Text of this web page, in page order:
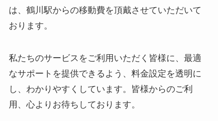
は、鶴川駅からの移動費を頂戴させていただいて
おります。
私たちのサービスをご利用いただく皆様に、最適
なサポートを提供できるよう、料金設定を透明に
し、わかりやすくしています。皆様からのご利
用、心よりお待ちしております。